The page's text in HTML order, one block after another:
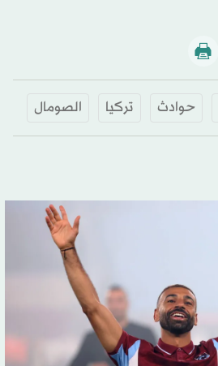
حوادث تركيا الصومال